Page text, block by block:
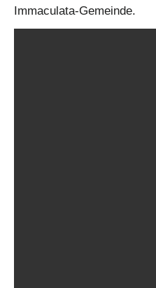
Immaculata-Gemeinde.